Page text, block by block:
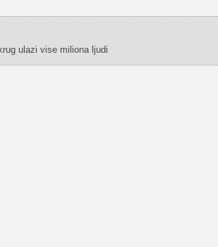
ulazi vise miliona ljudi